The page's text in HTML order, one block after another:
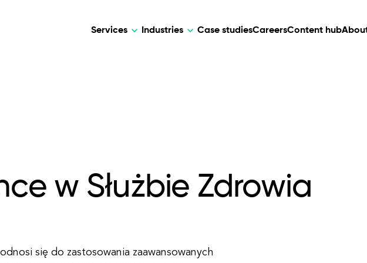
Services Industries Case studiesCareersContent hub
w Służbie Zdrowia
się do zastosowania zaawansowanych